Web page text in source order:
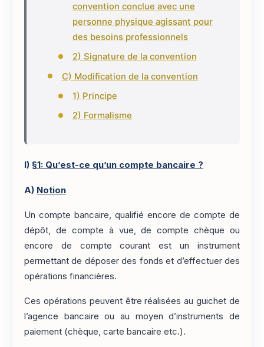
convention conclue avec une
personne physique agissant pour
des besoins professionnels
2) Signature de la convention
C) Modification de la convention
1) Principe
2) Formalisme
I) §1: Qu’est-ce qu’un compte bancaire ?
A) Notion
Un compte bancaire, qualifié encore de compte de
dépôt, de compte à vue, de compte chèque ou
encore de compte courant est un instrument
permettant de déposer des fonds et d’effectuer des
opérations financières.
Ces opérations peuvent être réalisées au guichet de
l’agence bancaire ou au moyen d’instruments de
paiement (chèque, carte bancaire etc.).